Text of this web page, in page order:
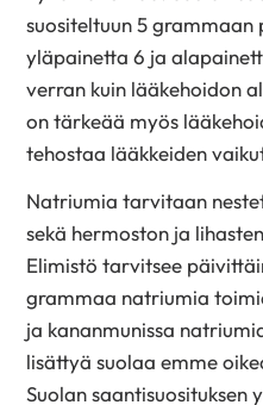
suositeltuun 5 grammaan
yläpainetta 6 ja
verran kuin lääkehoidon
on tärkeää myös
tehostaa lääkkeiden
Natriumia tarvitaan
sekä hermoston ja
Elimistö tarvitsee
grammaa natriumia
ja kananmunissa
lisättyä suolaa emme
Suolan saantisuosituksen